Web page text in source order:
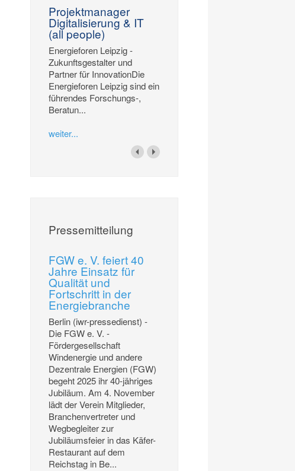
Projektmanager
Digitalisierung & IT
(all people)
Energieforen Leipzig -
Zukunftsgestalter und
Partner für InnovationDie
Energieforen Leipzig sind ein
führendes Forschungs-,
Beratun...
weiter...
Pressemitteilung
FGW e. V. feiert 40
Jahre Einsatz für
Qualität und
Fortschritt in der
Energiebranche
Berlin (iwr-pressedienst) -
Die FGW e. V. -
Fördergesellschaft
Windenergie und andere
Dezentrale Energien (FGW)
begeht 2025 ihr 40-jähriges
Jubiläum. Am 4. November
lädt der Verein Mitglieder,
Branchenvertreter und
Wegbegleiter zur
Jubiläumsfeier in das Käfer-
Restaurant auf dem
Reichstag in Be...